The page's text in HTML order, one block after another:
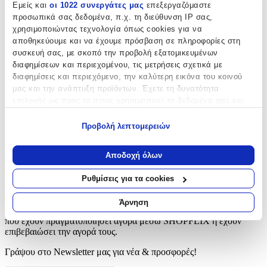
Εμείς και οι 1022 συνεργάτες μας επεξεργαζόμαστε
προσωπικά σας δεδομένα, π.χ. τη διεύθυνση IP σας,
χρησιμοποιώντας τεχνολογία όπως cookies για να
αποθηκεύουμε και να έχουμε πρόσβαση σε πληροφορίες στη
συσκευή σας, με σκοπό την προβολή εξατομικευμένων
διαφημίσεων και περιεχομένου, τις μετρήσεις σχετικά με
διαφημίσεις και περιεχόμενο, την καλύτερη εικόνα του κοινού
μας και την ανάπτυξη προϊόντων. Έχετε τη δυνατότητα
Να συλλέξουμε πληροφορίες σχετικά με τη γεωγραφική
σας τοποθεσία, οι οποίες μπορεί να είναι ακριβείς σε
απόσταση μερικών μέτρων
Να αναγνωρίσουμε τη συσκευή σας σαρώνοντας ενεργά
για συγκεκριμένα χαρακτηριστικά (δακτυλικό αποτύπωμα)
Μάθετε περισσότερα σχετικά με τον τρόπο επεξεργασίας των
προσωπικών σας δεδομένων και καθορίστε τις προτιμήσεις σας
στηνενότητα “Λεπτομέρειες”
ανακαλέσετε τη συγκατάθεσή σας ανά πάσα στιγμή από τη
Δήλωση Cookies.
Προβολή λεπτομερειών
Αποδοχή όλων
Ρυθμίσεις για τα cookies
Άρνηση
Χαρακτηριστικά
Κατασκευαστής
Tatrapet
Υλικό :
Καουτσούκ
Προς το παρόν δεν υπάρχουν άλλες αξιολογήσεις. Όταν
προστεθούν, θα εμφανιστούν εδώ.
Πώς υπολογίζεται η βαθμολογία
Η τελική βαθμολογία βασίζεται αποκλειστικά σε κριτικές χρηστών
που έχουν πραγματοποιήσει αγορά μέσω SHOPFLIX ή έχουν
επιβεβαιώσει την αγορά τους.
Γράψου στο Νewsletter μας για νέα & προσφορές!